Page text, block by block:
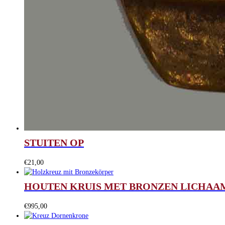
STUITEN OP
€21,00
HOUTEN KRUIS MET BRONZEN
€995,00